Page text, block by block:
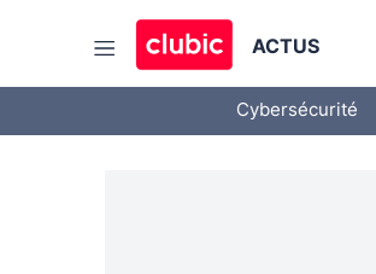
ACTUS
Cybersécurité